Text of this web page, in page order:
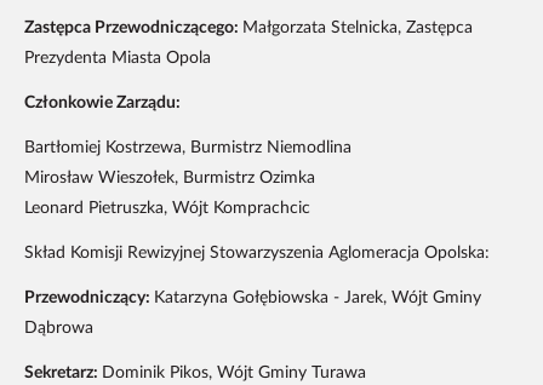
Zastępca Przewodniczącego: Małgorzata Stelnicka, Zastępca
Prezydenta Miasta Opola
Członkowie Zarządu:
Bartłomiej Kostrzewa, Burmistrz Niemodlina
Mirosław Wieszołek, Burmistrz Ozimka
Leonard Pietruszka, Wójt Komprachcic
Skład Komisji Rewizyjnej Stowarzyszenia Aglomeracja Opolska:
Przewodniczący: Katarzyna Gołębiowska - Jarek, Wójt Gminy
Dąbrowa
Sekretarz: Dominik Pikos, Wójt Gminy Turawa